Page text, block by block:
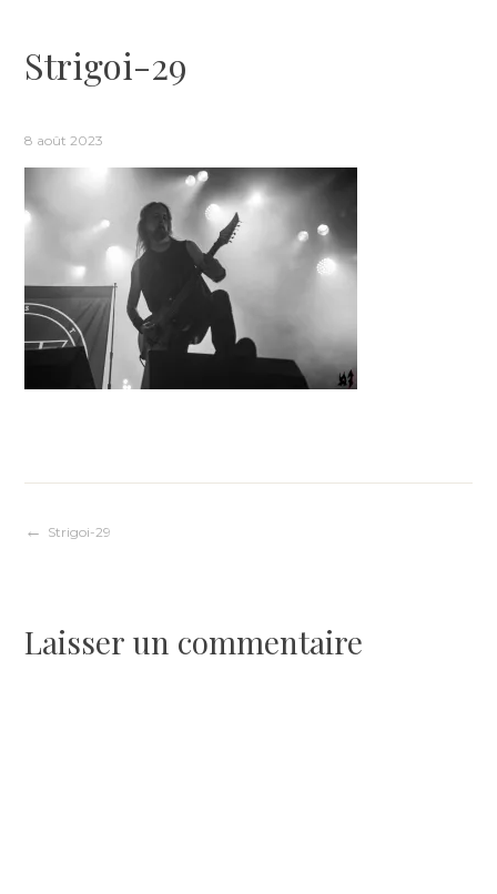
Strigoi-29
8 août 2023
Navigation
l’article
Strigoi-29
Laisser un commentaire